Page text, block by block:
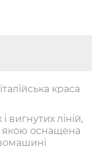
краса
ліній,
якою оснащена